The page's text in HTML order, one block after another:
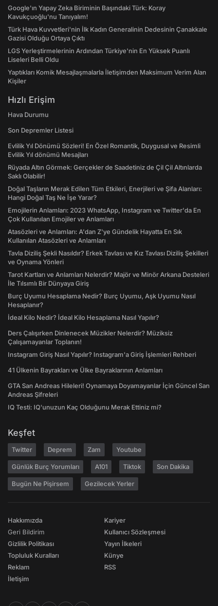
Google'ın Yapay Zeka Biriminin Başındaki Türk: Koray
Kavukçuoğlu'nu Tanıyalım!
Türk Hava Kuvvetleri'nin İlk Kadın Generalinin Dedesinin Çanakkale
Gazisi Olduğu Ortaya Çıktı
LGS Yerleştirmelerinin Ardından Türkiye'nin En Yüksek Puanlı
Liseleri Belli Oldu
Yaptıkları Komik Mesajlaşmalarla İletişimden Maksimum Verim Alan
Kişiler
Hızlı Erişim
Hava Durumu
Son Depremler Listesi
Evlilik Yıl Dönümü Sözleri! En Özel Romantik, Duygusal ve Resimli
Evlilik Yıl dönümü Mesajları
Rüyada Altın Görmek: Gerçekler de Saadetiniz de Çil Çil Altınlarda
Saklı Olabilir!
Doğal Taşların Merak Edilen Tüm Etkileri, Enerjileri ve Şifa Alanları:
Hangi Doğal Taş Ne İşe Yarar?
Emojilerin Anlamları: 2023 WhatsApp, Instagram ve Twitter'da En
Çok Kullanılan Emojiler ve Anlamları
Atasözleri ve Anlamları: A'dan Z'ye Gündelik Hayatta En Sık
Kullanılan Atasözleri ve Anlamları
Tavla Diziliş Şekli Nasıldır? Erkek Tavlası ve Kız Tavlası Diziliş Şekilleri
ve Oynama Yönleri
Tarot Kartları ve Anlamları Nelerdir? Majör ve Minör Arkana Desteleri
İle Tılsımlı Bir Dünyaya Giriş
Burç Uyumu Hesaplama Nedir? Burç Uyumu, Aşk Uyumu Nasıl
Hesaplanır?
İdeal Kilo Nedir? İdeal Kilo Hesaplama Nasıl Yapılır?
Ders Çalışırken Dinlenecek Müzikler Nelerdir? Müziksiz
Çalışamayanlar Toplanın!
Instagram Giriş Nasıl Yapılır? Instagram'a Giriş İşlemleri Rehberi
41 Ülkenin Bayrakları ve Ülke Bayraklarının Anlamları
GTA San Andreas Hileleri! Oynamaya Doyamayanlar İçin Güncel San
Andreas Şifreleri
IQ Testi: IQ'unuzun Kaç Olduğunu Merak Ettiniz mi?
Keşfet
Twitter Deprem Zam Youtube
Günlük Burç Yorumları A101 Tiktok Son Dakika
Bugün Ne Pişirsem Gezilecek Yerler
Hakkımızda
Geri Bildirim
Gizlilik Politikası
Topluluk Kuralları
Reklam
İletişim
Kariyer
Kullanıcı Sözleşmesi
Yayın İlkeleri
Künye
RSS